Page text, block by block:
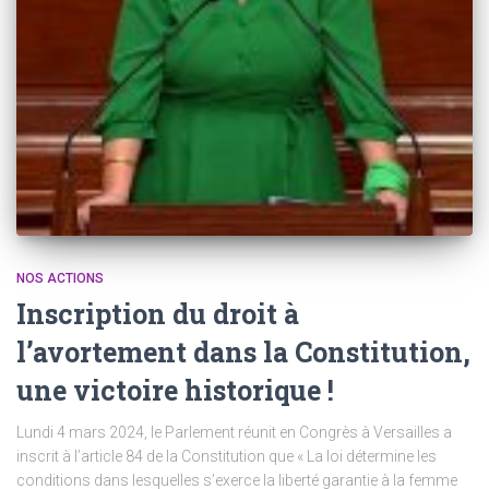
NOS ACTIONS
Inscription du droit à
l’avortement dans la Constitution,
une victoire historique !
Lundi 4 mars 2024, le Parlement réunit en Congrès à Versailles a
inscrit à l’article 84 de la Constitution que « La loi détermine les
conditions dans lesquelles s’exerce la liberté garantie à la femme